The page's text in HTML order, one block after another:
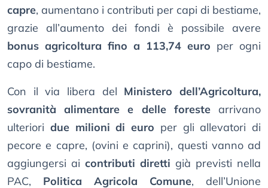
capre, aumentano i contributi per capi di bestiame,
grazie all’aumento dei fondi è possibile avere
bonus agricoltura fino a 113,74 euro per ogni
capo di bestiame.
Con il via libera del Ministero dell’Agricoltura,
sovranità alimentare e delle forestearrivano
ulteriori due milioni di euro per gli allevatori di
pecore e capre, (ovini e caprini), questi vanno ad
aggiungersi ai contributi diretti già previsti nella
PAC, Politica Agricola Comune, dell’Unione